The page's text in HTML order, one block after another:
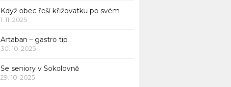
Když obec řeší křižovatku po svém
1. 11. 2025
Artaban – gastro tip
30. 10. 2025
Se seniory v Sokolovně
29. 10. 2025